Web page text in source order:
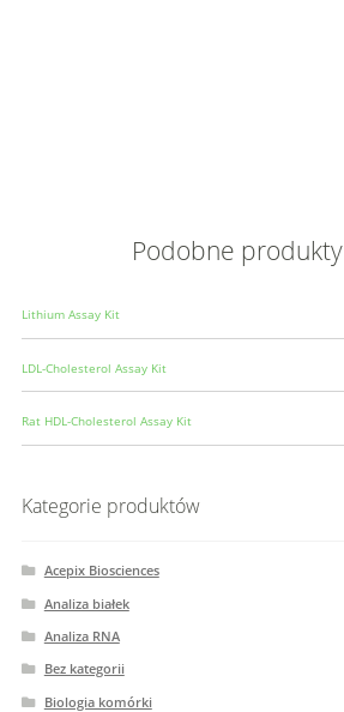
Podobne produkty
Lithium Assay Kit
LDL-Cholesterol Assay Kit
Rat HDL-Cholesterol Assay Kit
Kategorie produktów
Acepix Biosciences
Analiza białek
Analiza RNA
Bez kategorii
Biologia komórki